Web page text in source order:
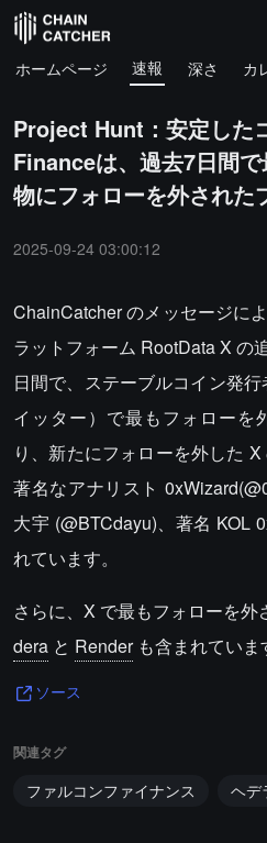
ホームページ 速報 深さ カ
Project Hunt：安定した
Financeは、過去7日間
物にフォローを外された
2025-09-24 03:00:12
ChainCatcher のメッセージに
ラットフォーム RootData X の
日間で、ステーブルコイン発行
イッター）で最もフォローを
り、新たにフォローを外した X
著名なアナリスト
大宇 (@BTCdayu)、著名 KOL
れています。
さらに、X で最もフォローを
dera と Renderも含まれていま
ソース
関連タグ
ファルコンファイナンス ヘデ